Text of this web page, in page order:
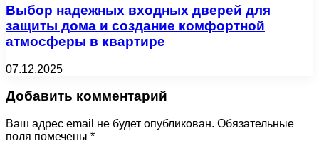
Выбор надежных входных дверей для
защиты дома и создание комфортной
атмосферы в квартире
07.12.2025
Добавить комментарий
Ваш адрес email не будет опубликован. Обязательные
поля помечены *